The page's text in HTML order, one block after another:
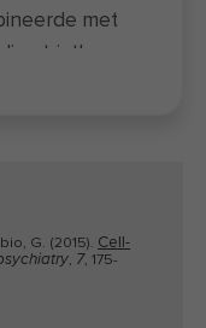
met
triatlon
zowel
een
G. (2015). Cell-
, 7, 175-